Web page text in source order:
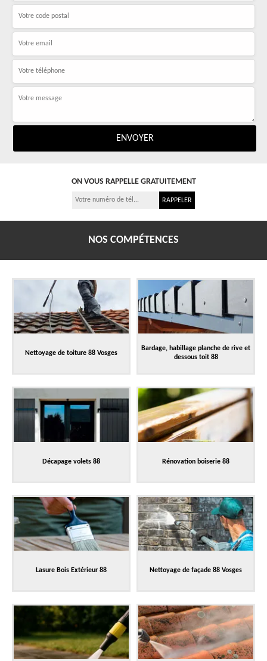
ON VOUS RAPPELLE GRATUITEMENT
NOS COMPÉTENCES
Nettoyage de toiture 88 Vosges
Bardage, habillage planche de rive et
dessous toit 88
Décapage volets 88 Rénovation boiserie 88
Lasure Bois Extérieur 88 Nettoyage de façade 88 Vosges